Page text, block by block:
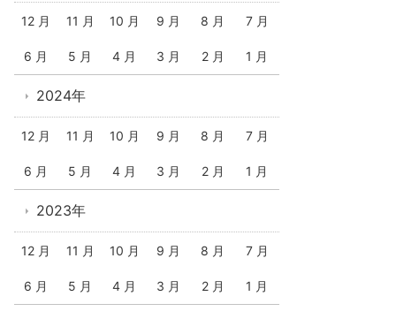
12 月 11 月 10 月 9 月 8 月 7 月
6 月 5 月 4 月 3 月 2 月 1 月
2024年
12 月 11 月 10 月 9 月 8 月 7 月
6 月 5 月 4 月 3 月 2 月 1 月
2023年
12 月 11 月 10 月 9 月 8 月 7 月
6 月 5 月 4 月 3 月 2 月 1 月